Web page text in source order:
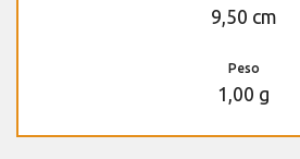
9,50 cm
Peso
1,00 g